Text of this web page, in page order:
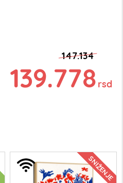
147.134
139.778 rsd
SNIŽENJE